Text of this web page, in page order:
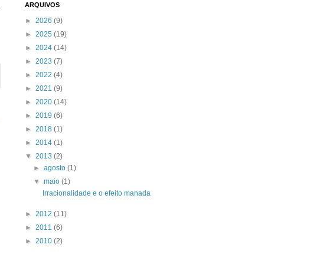
ARQUIVOS
► 2026 (9)
► 2025 (19)
► 2024 (14)
► 2023 (7)
► 2022 (4)
► 2021 (9)
► 2020 (14)
► 2019 (6)
► 2018 (1)
► 2014 (1)
▼ 2013 (2)
►agosto(1)
▼maio(1)
Irracionalidade e o efeito manada
► 2012 (11)
► 2011 (6)
► 2010 (2)